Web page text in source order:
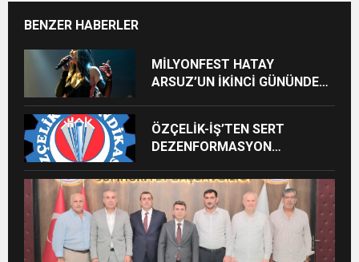
BENZER HABERLER
MİLYONFEST HATAY
ARSUZ’UN İKİNCİ GÜNÜNDE
ÖZÇELİK-İŞ’TEN SERT
DEZENFORMASYON
CEZAİ SÜREÇ BAŞLATILDI”